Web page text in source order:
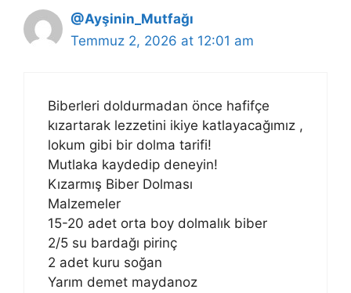
@Ayşinin_Mutfağı
Temmuz 2, 2026 at 12:01 am
Biberleri doldurmadan önce hafifçe
kızartarak lezzetini ikiye katlayacağımız ,
lokum gibi bir dolma tarifi!
Mutlaka kaydedip deneyin!
Kızarmış Biber Dolması
Malzemeler
15-20 adet orta boy dolmalık biber
2/5 su bardağı pirinç
2 adet kuru soğan
Yarım demet maydanoz